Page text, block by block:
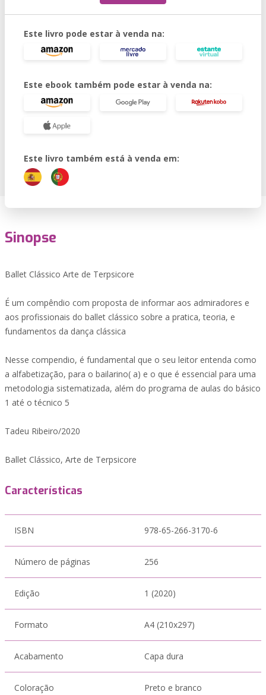
Este livro pode estar à venda na:
Este ebook também pode estar à venda na:
Este livro também está à venda em:
Sinopse
Ballet Clássico Arte de Terpsicore
É um compêndio com proposta de informar aos admiradores e
aos profissionais do ballet clássico sobre a pratica, teoria, e
fundamentos da dança clássica
Nesse compendio, é fundamental que o seu leitor entenda como
a alfabetização, para o bailarino( a) e o que é essencial para uma
metodologia sistematizada, além do programa de aulas do básico
1 até o técnico 5
Tadeu Ribeiro/2020
Ballet Clássico, Arte de Terpsicore
Características
ISBN 978-65-266-3170-6
Número de páginas 256
Edição 1 (2020)
Formato A4 (210x297)
Acabamento Capa dura
Coloração Preto e branco